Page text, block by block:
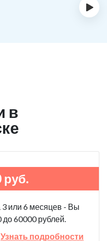
›
в
руб.
3 или 6 месяцев - Вы
до 60000 рублей.
Узнать подробности